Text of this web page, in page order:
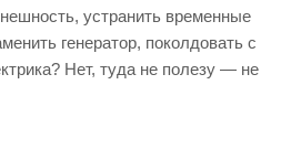
устранить временные
генератор, поколдовать с
Нет, туда не полезу — не